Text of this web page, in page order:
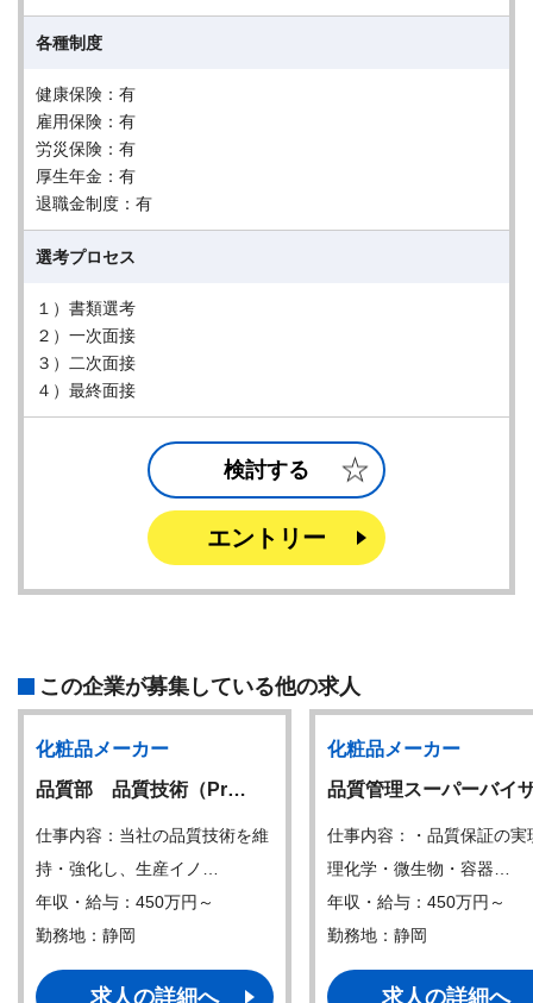
各種制度
健康保険：有
雇用保険：有
労災保険：有
厚生年金：有
退職金制度：有
選考プロセス
１）書類選考
２）一次面接
３）二次面接
４）最終面接
検討する
エントリー
この企業が募集している他の求人
化粧品メーカー
品質部 品質技術（Pr…
仕事内容：当社の品質技術を維
持・強化し、生産イノ…
年収・給与：450万円～
勤務地：静岡
求人の詳細へ
化粧品メーカー
品質管理スーパーバイ
仕事内容：・品質保証の実
理化学・微生物・容器…
年収・給与：450万円～
勤務地：静岡
求人の詳細へ